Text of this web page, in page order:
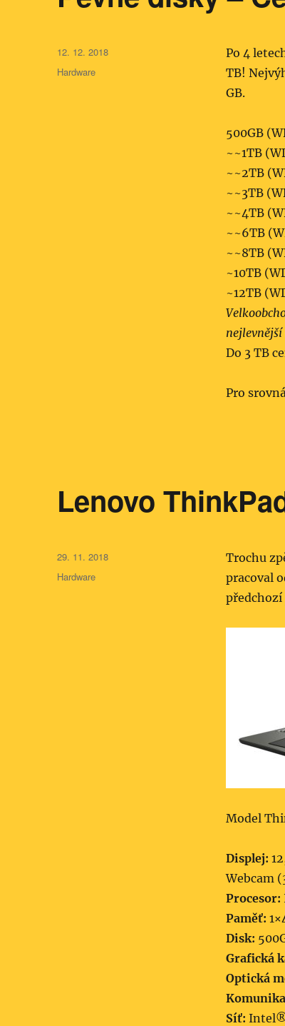
Po 4
TB!
GB.
500GB
~~1TB
~~2TB
~~3TB
~~4TB
~~6TB
~~8TB
~10TB
~12TB
nejlevnější
Do 3 TB
Pro
Publikováno:
12. 12. 2018
Rubriky:
Hardware
Lenovo
Trochu
pracoval
předchozí
Model
Displej:
Webcam
Procesor:
Paměť:
Disk:
Grafická
Optická
Síť: Intel®
Publikováno:
29. 11. 2018
Rubriky:
Hardware